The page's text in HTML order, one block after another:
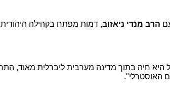
הרב מנדי ניאזוב, דמות מפתח בקהילה
חיה בתוך מדינה מערבית ליברלית מאוד,
האוסטרלי".